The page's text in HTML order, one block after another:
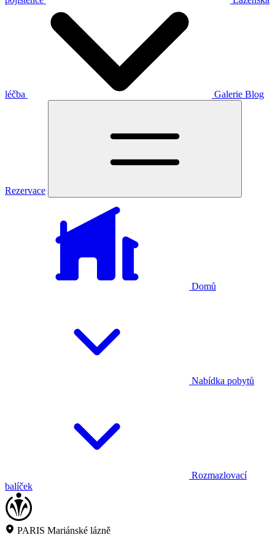
léčba Galerie Blog
Rezervace
Domů
Nabídka pobytů
Rozmazlovací
balíček
PARIS Mariánské lázně